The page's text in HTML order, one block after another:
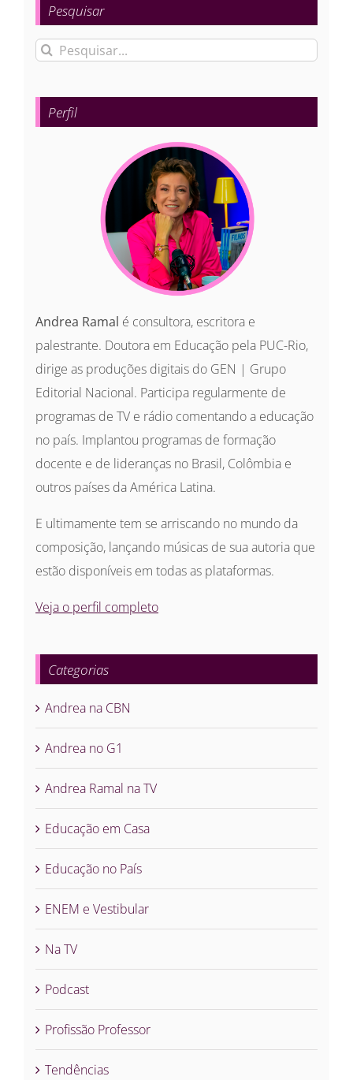
Pesquisar
Buscar
para:
Perfil
Andrea Ramal é consultora, escritora e
palestrante. Doutora em Educação pela PUC-Rio,
dirige as produções digitais do GEN | Grupo
Editorial Nacional. Participa regularmente de
programas de TV e rádio comentando a educação
no país. Implantou programas de formação
docente e de lideranças no Brasil, Colômbia e
outros países da América Latina.
E ultimamente tem se arriscando no mundo da
composição, lançando músicas de sua autoria que
estão disponíveis em todas as plataformas.
Veja o perfil completo
Categorias
Andrea na CBN
Andrea no G1
Andrea Ramal na TV
Educação em Casa
Educação no País
ENEM e Vestibular
Na TV
Podcast
Profissão Professor
Tendências